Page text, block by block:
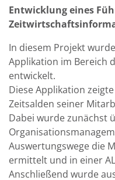
Entwicklung eines
In diesem Projekt
Applikation im Bereich
entwickelt.
Diese Applikation
Zeitsalden seiner
Dabei wurde zunächst
Auswertungswege die
ermittelt und in einer
Anschließend wurde